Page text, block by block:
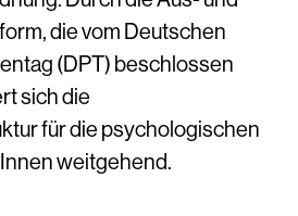
die vom Deutschen
(DPT) beschlossen
sich die
für die psychologischen
weitgehend.